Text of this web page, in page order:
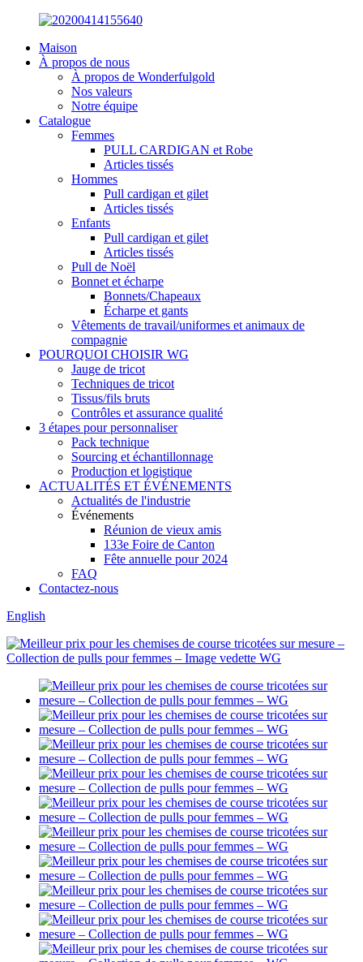
Maison
À propos de nous
À propos de Wonderfulgold
Nos valeurs
Notre équipe
Catalogue
Femmes
PULL CARDIGAN et Robe
Articles tissés
Hommes
Pull cardigan et gilet
Articles tissés
Enfants
Pull cardigan et gilet
Articles tissés
Pull de Noël
Bonnet et écharpe
Bonnets/Chapeaux
Écharpe et gants
Vêtements de travail/uniformes et animaux de
compagnie
POURQUOI CHOISIR WG
Jauge de tricot
Techniques de tricot
Tissus/fils bruts
Contrôles et assurance qualité
3 étapes pour personnaliser
Pack technique
Sourcing et échantillonnage
Production et logistique
ACTUALITÉS ET ÉVÉNEMENTS
Actualités de l'industrie
Événements
Réunion de vieux amis
133e Foire de Canton
Fête annuelle pour 2024
FAQ
Contactez-nous
English